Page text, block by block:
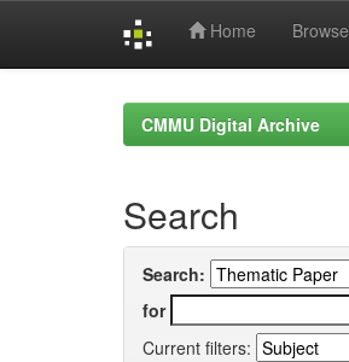
Home Browse
CMMU Digital Archive
Search
Search:
for
Current filters: